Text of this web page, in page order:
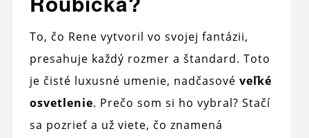
To, čo Rene vytvoril vo svojej fantázii,
presahuje každý rozmer a štandard. Toto
je čisté luxusné umenie, nadčasové veľké
osvetlenie. Prečo som si ho vybral? Stačí
sa pozrieť a už viete, čo znamená